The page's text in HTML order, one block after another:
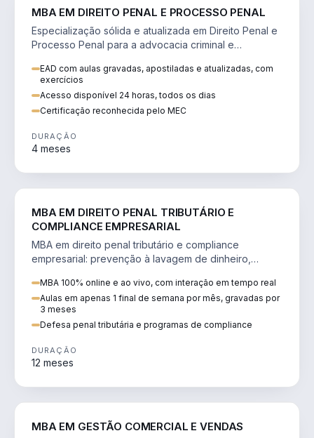
MBA EM DIREITO PENAL E PROCESSO PENAL
Especialização sólida e atualizada em Direito Penal e
Processo Penal para a advocacia criminal e
EAD com aulas gravadas, apostiladas e atualizadas, com
exercícios
Acesso disponível 24 horas, todos os dias
Certificação reconhecida pelo MEC
DURAÇÃO
4 meses
MBA EM DIREITO PENAL TRIBUTÁRIO E
COMPLIANCE EMPRESARIAL
MBA em direito penal tributário e compliance
empresarial: prevenção à lavagem de dinheiro,
MBA 100% online e ao vivo, com interação em tempo real
Aulas em apenas 1 final de semana por mês, gravadas por
3 meses
Defesa penal tributária e programas de compliance
DURAÇÃO
12 meses
MBA EM GESTÃO COMERCIAL E VENDAS